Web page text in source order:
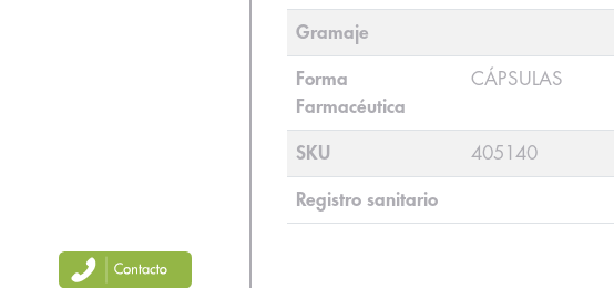
Gramaje
Forma
Farmacéutica
CÁPSULAS
SKU 405140
Registro sanitario